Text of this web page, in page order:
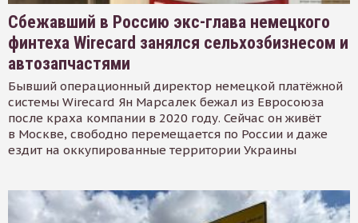
Сбежавший в Россию экс-глава немецкого
финтеха Wirecard занялся сельхозбизнесом и
автозапчастями
Бывший операционный директор немецкой платёжной
системы Wirecard Ян Марсалек бежал из Евросоюза
после краха компании в 2020 году. Сейчас он живёт
в Москве, свободно перемещается по России и даже
ездит на оккупированные территории Украины